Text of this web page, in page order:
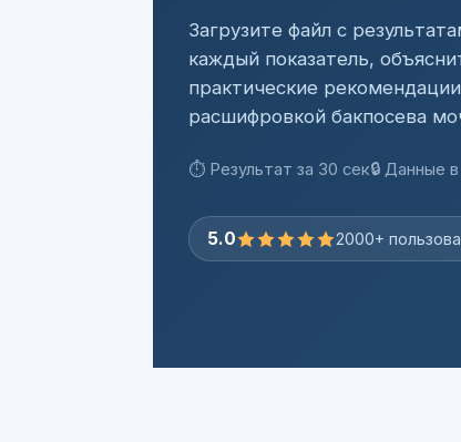
Загрузите файл с
каждый показатель,
практические
расшифровкой бакпосева
⏱ Результат за 30 сек🔒 Данные
5.0 2000+